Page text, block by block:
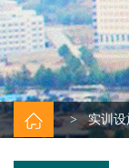
规章制度
校园风貌
> 实训设